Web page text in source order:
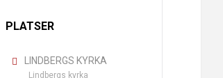
PLATSER
LINDBERGS KYRKA
Lindbergs kyrka